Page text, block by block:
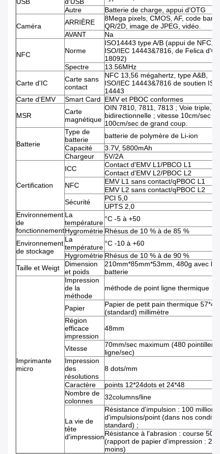
USB
d'USB
Autre
Batterie de charge, appui d'OTG
Caméra ARRIÈRE
8Mega pixels, CMOS, AF, code
QR/2D, image de JPEG, vidéo.
AVANT
Na
NFC Norme
ISO14443 type A/B (appui de NFC,
ISO/IEC 14443&7816, de Felica
18092)
Spectre
13.56MHz
Carte d'IC
Carte sans
contact
NFC 13,56 mégahertz, type A&B,
ISO/IEC 14443&7816 de soutien
14443
Carte d'EMV
Smart Card EMV et PBOC conformes
MSR
Carte
magnétique
OIN 7810, 7811, 7813 ; Voie triple,
bidirectionnelle ; vitesse 10cm/sec -
100cm/sec de grand coup.
Batterie
Type de
batterie
batterie de polymère de Li-ion
Capacité
3.7V, 5800mAh
Chargeur
5V/2A
Certification
ICC
Contact d'EMV L1/PBCO L1
Contact d'EMV L2/PBOC L2
NFC
EMV L1 sans contact/qPBOC L1
EMV L2 sans contact/qPBOC L2
Sécurité
PCI 5,0
UPTS 2,0
Environnement
de
fonctionnement
La
température °C -5 à +50
Hygrométrie Rhésus de 10 % à de 85 %
Environnement
de stockage
La
température °C -10 à +60
Hygrométrie Rhésus de 10 % à de 90 %
Taille et Weigt
Dimension
et poids
210mm*85mm*53mm, 480g avec la
batterie
Imprimante
micro
Impression
de la
méthode
méthode de point ligne thermique
Papier
Papier de petit pain thermique 57*40
(standard) millimètre
Région
efficace
impression
48mm
Vitesse
70mm/sec maximum (480 pointillent
ligne/sec)
Impression
des
résolutions
8 dots/mm
Caractère
points 12*24dots et 24*48
Nombre de
colonnes
32columns/line
La vie de
tête
d'impression
Résistance d'impulsion : 100 millions
d'impulsions/point (dans nos
standard) ;
Résistance à l'abrasion : course
(rapport de papier d'impression :
moins)